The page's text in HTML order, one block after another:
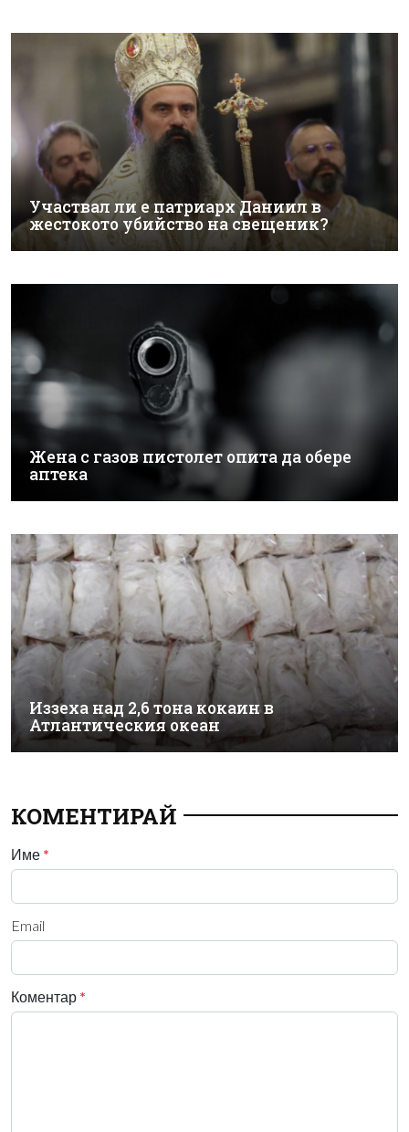
Участвал ли е патриарх Даниил в
жестокото убийство на свещеник?
Жена с газов пистолет опита да обере
аптека
Иззеха над 2,6 тона кокаин в
Атлантическия океан
КОМЕНТИРАЙ
Име *
Email
Коментар *